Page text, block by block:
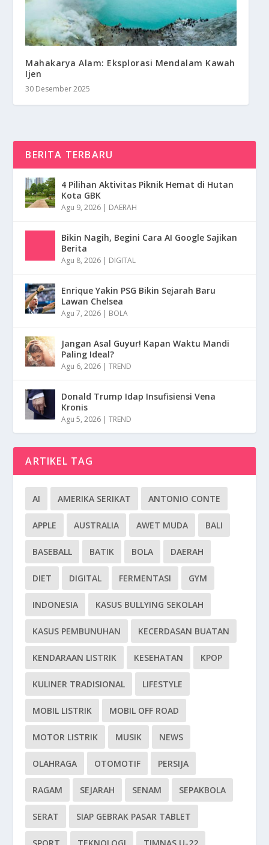
Mahakarya Alam: Eksplorasi Mendalam Kawah
Ijen
30 Desember 2025
BERITA TERBARU
4 Pilihan Aktivitas Piknik Hemat di Hutan
Kota GBK
Agu 9, 2026 | DAERAH
Bikin Nagih, Begini Cara AI Google Sajikan
Berita
Agu 8, 2026 | DIGITAL
Enrique Yakin PSG Bikin Sejarah Baru
Lawan Chelsea
Agu 7, 2026 | BOLA
Jangan Asal Guyur! Kapan Waktu Mandi
Paling Ideal?
Agu 6, 2026 |TREND
Donald Trump Idap Insufisiensi Vena
Kronis
Agu 5, 2026 |TREND
ARTIKEL TAG
AI AMERIKA SERIKAT ANTONIO CONTE
APPLE AUSTRALIA AWET MUDA BALI
BASEBALL BATIK BOLA DAERAH
DIET DIGITAL FERMENTASI GYM
INDONESIA KASUS BULLYING SEKOLAH
KASUS PEMBUNUHAN KECERDASAN BUATAN
KENDARAAN LISTRIK KESEHATAN KPOP
KULINER TRADISIONAL LIFESTYLE
MOBIL LISTRIK MOBIL OFF ROAD
MOTOR LISTRIK MUSIK NEWS
OLAHRAGA OTOMOTIF PERSIJA
RAGAM SEJARAH SENAM SEPAKBOLA
SERAT SIAP GEBRAK PASAR TABLET